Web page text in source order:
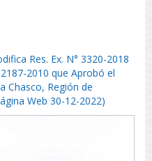
Res. Ex. N° 3320-2018
2010 que Aprobó el
Chasco, Región de
Web 30-12-2022)